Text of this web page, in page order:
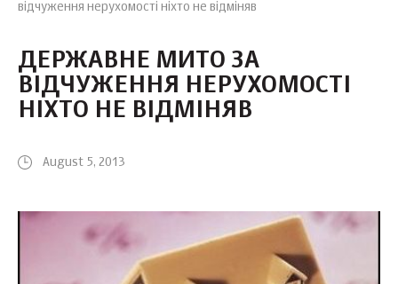
відчуження нерухомості ніхто не відміняв
ДЕРЖАВНЕ МИТО ЗА
ВІДЧУЖЕННЯ НЕРУХОМОСТІ
НІХТО НЕ ВІДМІНЯВ
August 5, 2013